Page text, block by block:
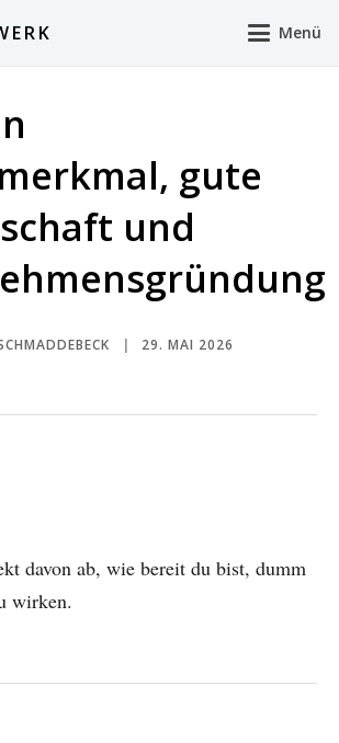
Menü
gute
und
29. MAI 2026
davon ab, wie bereit du bist, dumm
wirken.